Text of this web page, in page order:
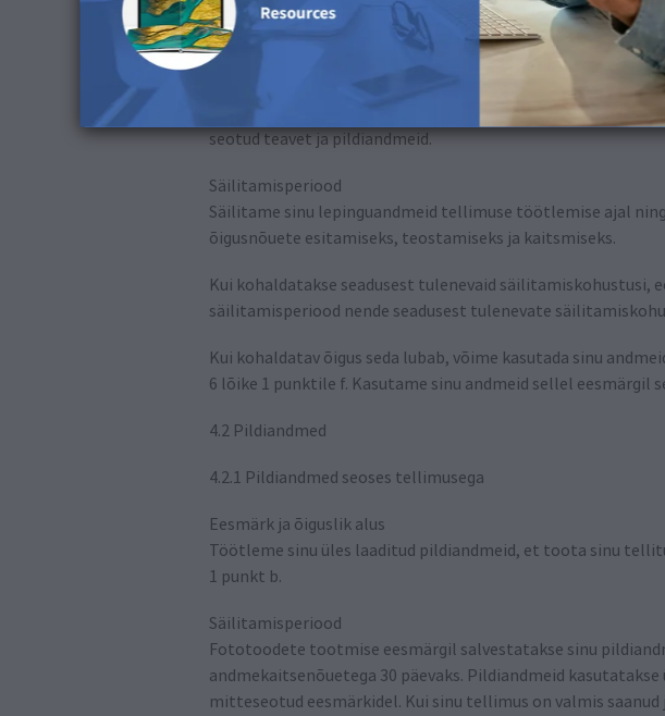
1 punkt b.
Töödeldavad andmed
Üldjuhul hõlmab see tellimuse andmeid, eesnime,
telefoninumbrit ning soovi korral pöördumisvormi ja
seotud teavet ja pildiandmeid.
Säilitamisperiood
Säilitame sinu lepinguandmeid tellimuse töötlemise ajal
õigusnõuete esitamiseks, teostamiseks ja kaitsmiseks.
Kui kohaldatakse seadusest tulenevaid säilitamiskohustusi,
säilitamisperiood nende seadusest tulenevate
Kui kohaldatav õigus seda lubab, võime kasutada sinu
6 lõike 1 punktile f. Kasutame sinu andmeid sellel eesmärgil
4.2 Pildiandmed
4.2.1 Pildiandmed seoses tellimusega
Eesmärk ja õiguslik alus
Töötleme sinu üles laaditud pildiandmeid, et toota sinu
1 punkt b.
Säilitamisperiood
Fototoodete tootmise eesmärgil salvestatakse sinu
andmekaitsenõuetega 30 päevaks. Pildiandmeid
mitteseotud eesmärkidel. Kui sinu tellimus on valmis